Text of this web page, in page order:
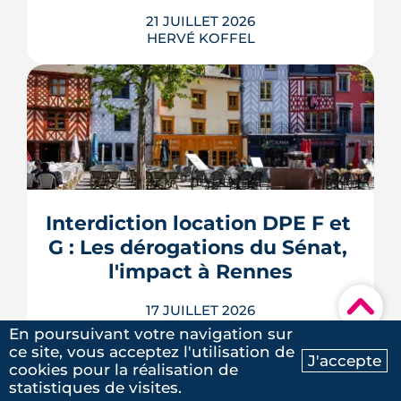
Ma recherche Contactez-nous
▾
21 JUILLET 2026
HERVÉ KOFFEL
Louer, c'est aussi assurer. Entre
l'obligation légale, les garanties utiles
et les options commerciales, ce guide
bien sans payer pour rien.
LIRE L'ARTICLE
Interdiction location DPE F et
G : Les dérogations du Sénat,
l'impact à Rennes
17 JUILLET 2026
MORGANE CAILLIÈRE
En poursuivant votre navigation sur
ce site, vous acceptez l'utilisation de
cookies pour la réalisation de
statistiques de visites.
J'accepte